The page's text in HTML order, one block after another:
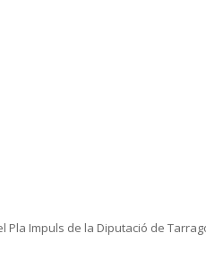
Pla Impuls de la Diputació de